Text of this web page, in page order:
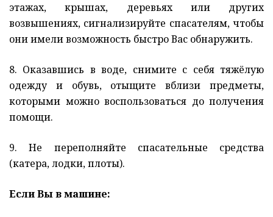
этажах, крышах, деревьях или других
возвышениях, сигнализируйте спасателям, чтобы
они имели возможность быстро Вас обнаружить.
8. Оказавшись в воде, снимите с себя тяжёлую
одежду и обувь, отыщите вблизи предметы,
которыми можно воспользоваться до получения
помощи.
9. Не переполняйте спасательные средства
(катера, лодки, плоты).
Если Вы в машине: